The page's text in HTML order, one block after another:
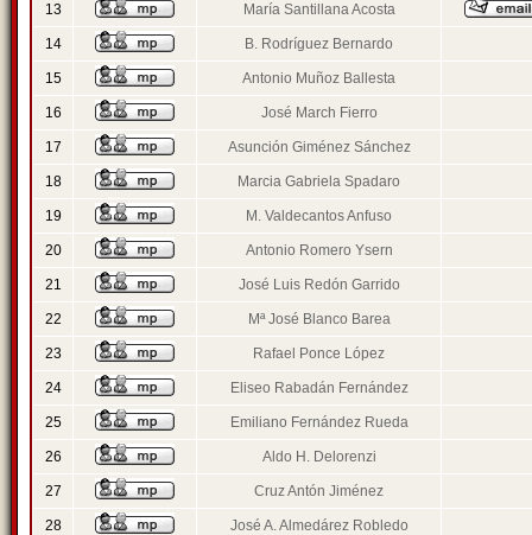
13 María Santillana Acosta
14 B. Rodríguez Bernardo
15 Antonio Muñoz Ballesta
16 José March Fierro
17 Asunción Giménez Sánchez
18 Marcia Gabriela Spadaro
19 M. Valdecantos Anfuso
20 Antonio Romero Ysern
21 José Luis Redón Garrido
22 Mª José Blanco Barea
23 Rafael Ponce López
24 Eliseo Rabadán Fernández
25 Emiliano Fernández Rueda
26 Aldo H. Delorenzi
27 Cruz Antón Jiménez
28 José A. Almedárez Robledo